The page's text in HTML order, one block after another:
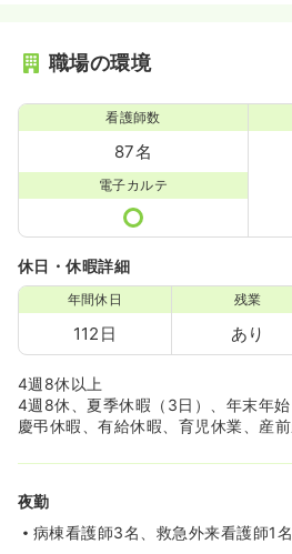
職場の環境
看護師数
87名
電子カルテ
休日・休暇詳細
年間休日
112日
残業
あり
4週8休以上
4週8休、夏季休暇（3日）、年末年始
慶弔休暇、有給休暇、育児休業、産
夜勤
病棟看護師3名、救急外来看護師1名